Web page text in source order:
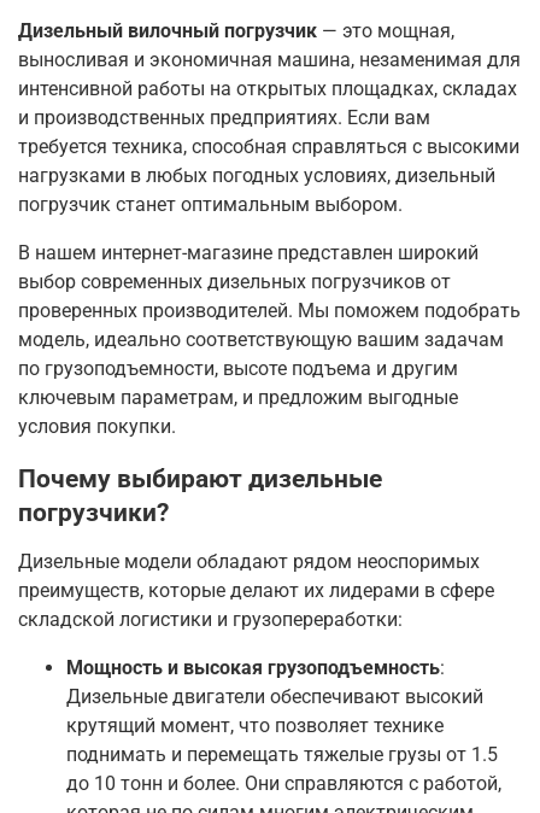
Дизельный вилочный погрузчик — это мощная,
выносливая и экономичная машина, незаменимая для
интенсивной работы на открытых площадках, складах
и производственных предприятиях. Если вам
требуется техника, способная справляться с высокими
нагрузками в любых погодных условиях, дизельный
погрузчик станет оптимальным выбором.
В нашем интернет-магазине представлен широкий
выбор современных дизельных погрузчиков от
проверенных производителей. Мы поможем подобрать
модель, идеально соответствующую вашим задачам
по грузоподъемности, высоте подъема и другим
ключевым параметрам, и предложим выгодные
условия покупки.
Почему выбирают дизельные
погрузчики?
Дизельные модели обладают рядом неоспоримых
преимуществ, которые делают их лидерами в сфере
складской логистики и грузопереработки:
Мощность и высокая грузоподъемность:
Дизельные двигатели обеспечивают высокий
крутящий момент, что позволяет технике
поднимать и перемещать тяжелые грузы от 1.5
до 10 тонн и более. Они справляются с работой,